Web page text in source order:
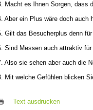
Macht es Ihnen Sorgen, dass
Aber ein Plus wäre doch auch
Gilt das Besucherplus denn
Sind Messen auch attraktiv
Also sie sehen aber auch die
Mit welche Gefühlen blicken
Text ausdrucken